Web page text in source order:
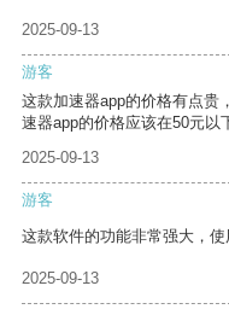
2025-09-13
游客
这款加速器app的价格有点贵
速器app的价格应该在50元以
2025-09-13
游客
这款软件的功能非常强大，使
2025-09-13